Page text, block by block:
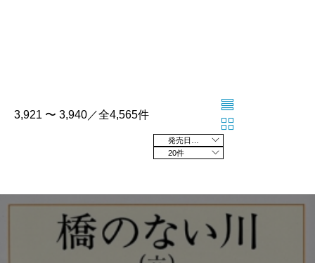
3,921 〜 3,940／全4,565件
20件